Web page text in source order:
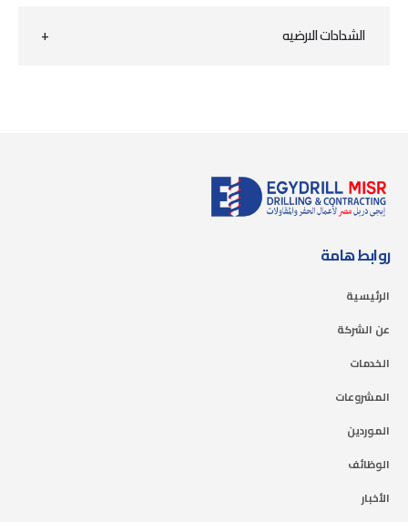
الشدادات الارضيه
روابط هامة
الرئيسية
عن الشركة
الخدمات
المشروعات
الموردين
الوظائف
الأخبار